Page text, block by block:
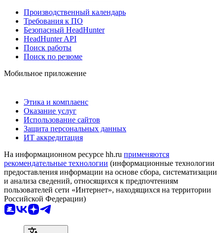
Производственный календарь
Требования к ПО
Безопасный HeadHunter
HeadHunter API
Поиск работы
Поиск по резюме
Мобильное приложение
Этика и комплаенс
Оказание услуг
Использование сайтов
Защита персональных данных
ИТ аккредитация
На информационном ресурсе hh.ru применяются
рекомендательные технологии (информационные технологии
предоставления информации на основе сбора, систематизации
и анализа сведений, относящихся к предпочтениям
пользователей сети «Интернет», находящихся на территории
Российской Федерации)